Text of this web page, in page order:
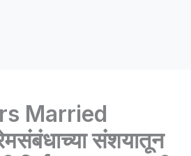
Married
संशयातून